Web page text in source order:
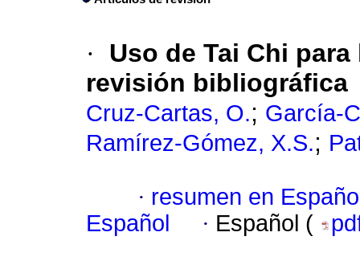
·
Uso de Tai Chi
revisión bibliográfica
Cruz-Cartas, O.; García-
Ramírez-Gómez, X.S.;
· resumen en
Español
· Español (